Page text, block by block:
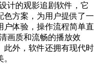
计的观影追剧软件，它
色方案，为用户提供了一
户体验，操作流程简单直
画质和流畅的播放效
此外，软件还拥有现代时